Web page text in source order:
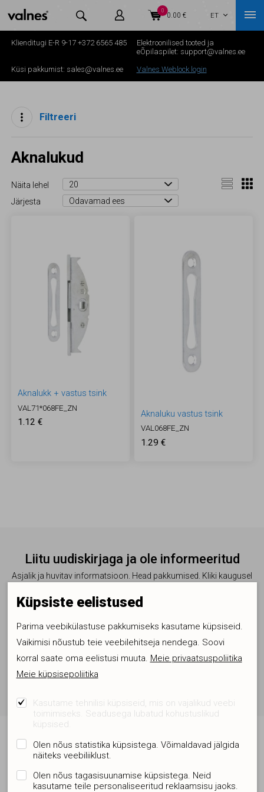
  0
 0.00 € ET 
Klienditugi E-R 9-17 +372 6565 485
Elektroonilised tooted ja
eÕpilaspilet: support@valnes.ee
Küsi pakkumist: sales@valnes.ee Valnes Weblock login
Filtreeri
Aknalukud
Näita lehel
Järjesta
Aknalukk + vastus tsink
VAL71*068FE_ZN
1.12 €
Aknaluku vastus tsink
VAL068FE_ZN
1.29 €
Liitu uudiskirjaga ja ole informeeritud
Asjalik ja huvitav informatsioon. Head pakkumised. Kliki kaugusel
Nõustun privaatustingimustega ja liitun uudiskirjaga
Päevakajalist
Küpsiste eelistused
Parima veebikülastuse pakkumiseks kasutame küpsiseid.
Vaikimisi nõustub teie veebilehitseja nendega. Soovi
korral saate oma eelistusi muuta. Meie privaatsuspoliitika
Meie küpsisepoliitika
Kasutame tehnilisi küpsiseid, mis on vajalikud veebi
toimimiseks. Seadusega lubatud kohustuslikud
küpsised.
Olen nõus statistika küpsistega. Võimaldavad jälgida
näiteks veebiliiklust.
Olen nõus tagasisuunamise küpsistega. Neid
kasutame teile personaliseeritud reklaamsisu jaoks.